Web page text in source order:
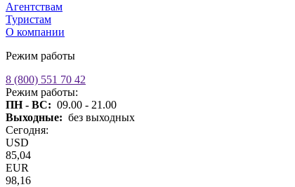
Агентствам
Туристам
О компании
Режим работы
8 (800) 551 70 42
Режим работы:
ПН - ВС: 09.00 - 21.00
Выходные: без выходных
Сегодня:
USD
85,04
EUR
98,16